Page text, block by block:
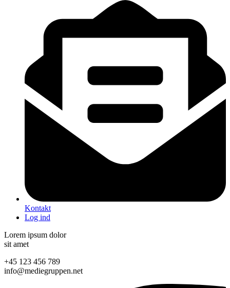
Kontakt
Log ind
Lorem ipsum dolor
sit amet
+45 123 456 789
info@mediegruppen.net